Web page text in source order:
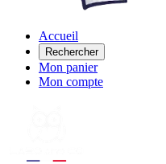
Accueil
Rechercher
Mon panier
Mon compte